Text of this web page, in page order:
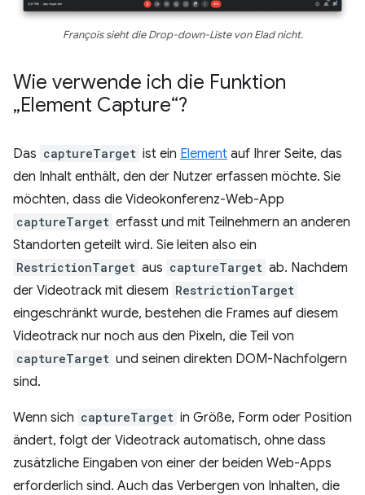
François sieht die Drop-down-Liste von Elad nicht.
Wie verwende ich die Funktion
„Element Capture“?
Das captureTarget ist ein Element auf Ihrer Seite, das
den Inhalt enthält, den der Nutzer erfassen möchte. Sie
möchten, dass die Videokonferenz-Web-App
captureTarget erfasst und mit Teilnehmern an anderen
Standorten geteilt wird. Sie leiten also ein
RestrictionTarget aus captureTarget ab. Nachdem
der Videotrack mit diesem RestrictionTarget
eingeschränkt wurde, bestehen die Frames auf diesem
Videotrack nur noch aus den Pixeln, die Teil von
captureTarget und seinen direkten DOM-Nachfolgern
sind.
Wenn sich captureTarget in Größe, Form oder Position
ändert, folgt der Videotrack automatisch, ohne dass
zusätzliche Eingaben von einer der beiden Web-Apps
erforderlich sind. Auch das Verbergen von Inhalten, die